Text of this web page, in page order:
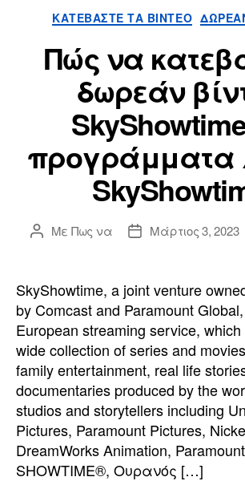
ΚΑΤΕΒΆΣΤΕ ΤΑ ΒΊΝΤΕΟ
Πώς να
δωρεάν
προγράμματα
Συντάκτης
Με Πως να
Ημερομηνία
Μάρτιος 3, 2023
SkyShowtime, a joint venture
by Comcast and Paramount Global,
European streaming service,
wide collection of series and movies
family entertainment, real life
documentaries produced by the
studios and storytellers including
Pictures, Paramount Pictures,
DreamWorks Animation,
SHOWTIME®, Ουρανός […]